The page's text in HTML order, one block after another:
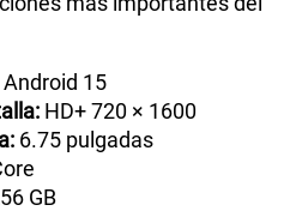
Android 15
HD+ 720 × 1600
6.75 pulgadas
GB